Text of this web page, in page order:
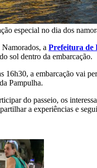
especial no dia dos
a Prefeitura de
sol dentro da embarcação.
16h30, a embarcação vai
Pampulha.
do passeio, os
a experiências e